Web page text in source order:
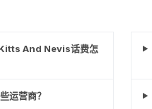
And Nevis话费怎
运营商？